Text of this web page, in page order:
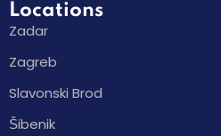
Locations
Zadar
Zagreb
Slavonski Brod
Šibenik